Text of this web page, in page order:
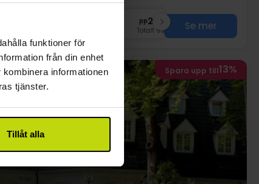
funktioner för
från din enhet
informationen
tjänster.
Tillåt alla
pp2939:-
Totalt 5878:- Se mer
Spara upp till13%